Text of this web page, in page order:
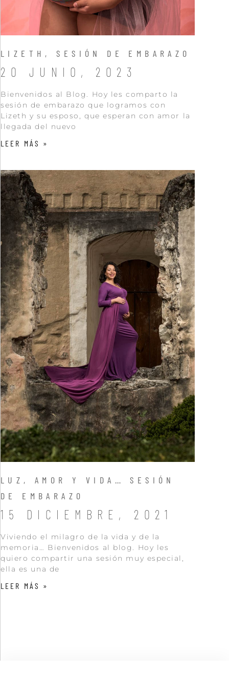
LIZETH, SESIÓN DE EMBARAZO
20 JUNIO, 2023
Bienvenidos al Blog. Hoy les comparto la
sesión de embarazo que logramos con
Lizeth y su esposo, que esperan con amor la
llegada del nuevo
LEER MÁS »
LUZ, AMOR Y VIDA… SESIÓN
DE EMBARAZO
15 DICIEMBRE, 2021
Viviendo el milagro de la vida y de la
memoria… Bienvenidos al blog. Hoy les
quiero compartir una sesión muy especial,
ella es una de
LEER MÁS »